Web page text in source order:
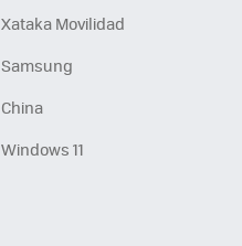
Xataka Movilidad
Samsung
China
Windows 11